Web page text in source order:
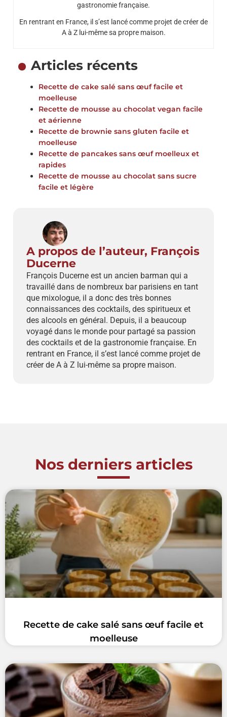
gastronomie française.
En rentrant en France, il s’est lancé comme projet de créer de
A à Z lui-même sa propre maison.
Articles récents
Recette de cake salé sans œuf facile et
moelleuse
Recette de mousse au chocolat vegan facile
et aérienne
Recette de brownie sans gluten facile et
moelleuse
Recette de pancakes sans œuf moelleux et
rapides
Recette de mousse au chocolat sans sucre
facile et légère
A propos de l’auteur, François
Ducerne
François Ducerne est un ancien barman qui a
travaillé dans de nombreux bar parisiens en tant
que mixologue, il a donc des très bonnes
connaissances des cocktails, des spiritueux et
des alcools en général. Depuis, il a beaucoup
voyagé dans le monde pour partagé sa passion
des cocktails et de la gastronomie française. En
rentrant en France, il s’est lancé comme projet de
créer de A à Z lui-même sa propre maison.
Nos derniers articles
Recette de cake salé sans œuf facile et
moelleuse